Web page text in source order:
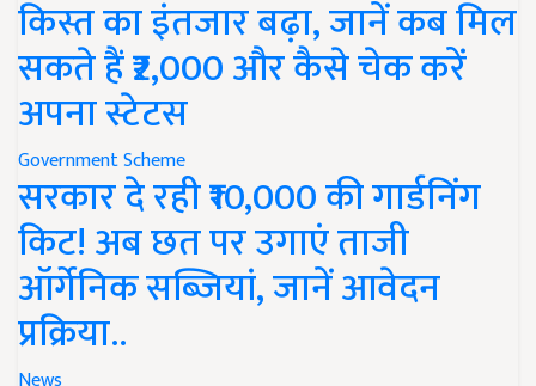
किस्त का इंतजार बढ़ा, जानें कब मिल
सकते हैं ₹2,000 और कैसे चेक करें
अपना स्टेटस
Government Scheme
सरकार दे रही ₹10,000 की गार्डनिंग
किट! अब छत पर उगाएं ताजी
ऑर्गेनिक सब्जियां, जानें आवेदन
प्रक्रिया..